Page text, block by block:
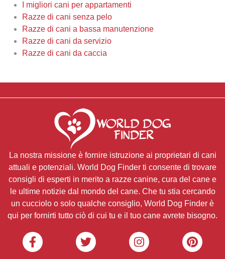
I migliori cani per appartamenti
Razze di cani senza pelo
Razze di cani a bassa manutenzione
Razze di cani da servizio
Razze di cani da caccia
La nostra missione è fornire istruzione ai proprietari di cani
attuali e potenziali. World Dog Finder ti consente di trovare
consigli di esperti in merito a razze canine, cura del cane e
le ultime notizie dal mondo del cane. Che tu stia cercando
un cucciolo o solo qualche consiglio, World Dog Finder è
qui per fornirti tutto ciò di cui tu e il tuo cane avrete bisogno.